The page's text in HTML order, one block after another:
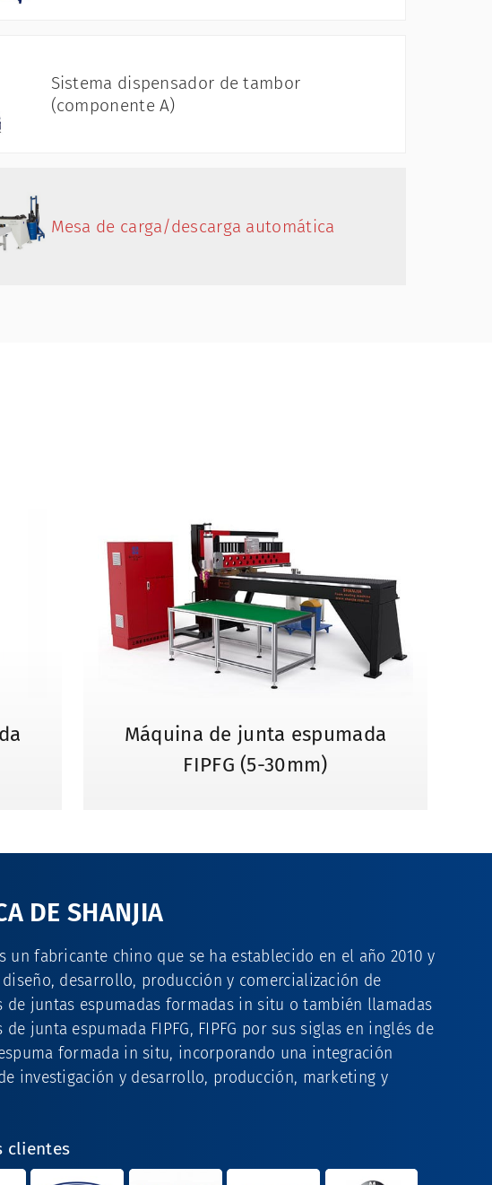
Sistema dispensador de tambor
(componente A)
Mesa de carga/descarga automática
Máquina de junta espumada
FIPFG (5-30mm)
DE SHANJIA
un fabricante chino que se ha establecido en el año 2010 y
desarrollo, producción y comercialización de
de juntas espumadas formadas in situ o también llamadas
de junta espumada FIPFG, FIPFG por sus siglas en inglés de
formada in situ, incorporando una integración
investigación y desarrollo, producción, marketing y
clientes